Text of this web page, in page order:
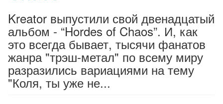
Kreator выпустили свой двенадцатый
альбом - “Hordes of Chaos”. И, как
это всегда бывает, тысячи фанатов
жанра "трэш-метал" по всему миру
разразились вариациями на тему
"Коля, ты уже не...